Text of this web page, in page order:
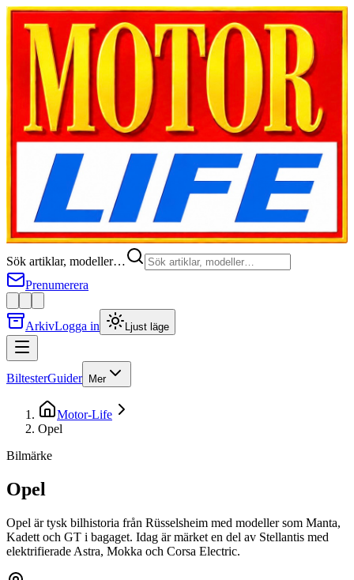
Sök artiklar, modeller…
Prenumerera
ArkivLogga in Ljust läge
BiltesterGuider Mer
Motor-Life
Opel
Bilmärke
Opel
Opel är tysk bilhistoria från Rüsselsheim med modeller som Manta,
Kadett och GT i bagaget. Idag är märket en del av Stellantis med
elektrifierade Astra, Mokka och Corsa Electric.